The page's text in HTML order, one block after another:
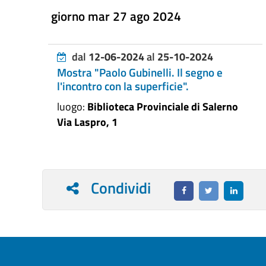
giorno mar 27 ago 2024
dal 12-06-2024al 25-10-2024
Mostra "Paolo Gubinelli. Il segno e
l'incontro con la superficie".
luogo: Biblioteca Provinciale di Salerno
Via Laspro, 1
Condividi